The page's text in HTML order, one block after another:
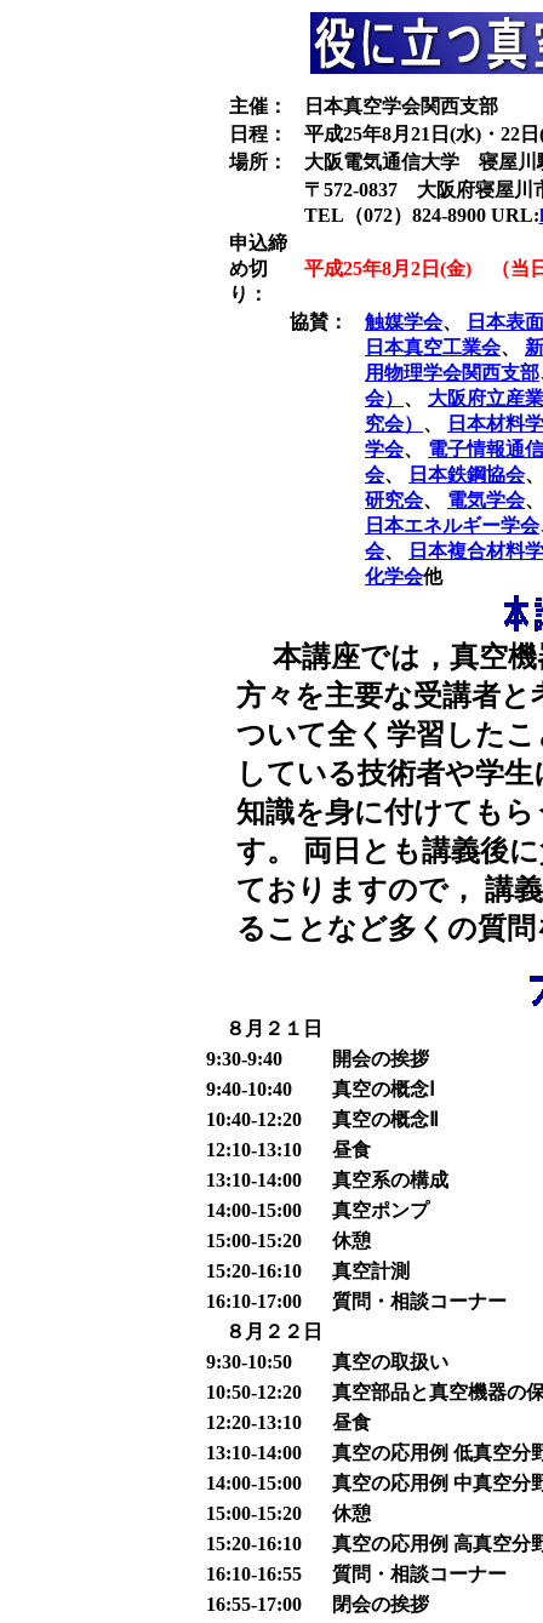
主催：
日本真空学会関西支部
日程：
平成25年8月21日(水)・22日
場所：
大阪電気通信大学 寝屋川
〒572-0837 大阪府寝屋川
TEL（072）824-8900 URL:
申込締
め切
り：
平成25年8月2日(金) （当
協賛： 触媒学会、
日本表
日本真空工業会、
用物理学会関西支部
会） 、 大阪府立産
究会） 、
日本材料
学会、 電子情報通
会、 日本鉄鋼協会
研究会、 電気学会
日本エネルギー学会
会、
日本複合材料
化学会他
本講座では，真空機
方々を主要な受講者
ついて全く学習した
している技術者や学
知識を身に付けても
す。 両日とも講義後
ておりますので， 講
ることなど多くの質
８月２１日
9:30-9:40
開会の挨拶
9:40-10:40
真空の概念Ⅰ
10:40-12:20
真空の概念Ⅱ
12:10-13:10
昼食
13:10-14:00
真空系の構成
14:00-15:00
真空ポンプ
15:00-15:20
休憩
15:20-16:10
真空計測
16:10-17:00
質問・相談コーナー
８月２２日
9:30-10:50
真空の取扱い
10:50-12:20
真空部品と真空機器の
12:20-13:10
昼食
13:10-14:00
真空の応用例 低真空分
14:00-15:00
真空の応用例 中真空分
15:00-15:20
休憩
15:20-16:10
真空の応用例 高真空分
16:10-16:55
質問・相談コーナー
16:55-17:00
閉会の挨拶